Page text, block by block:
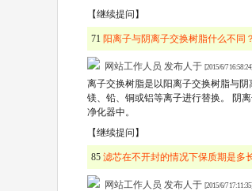
【继续提问】
71 阳离子与阴离子交换树脂什么不同？
网站工作人员 发布人于 [2015/6/7 16:58:24]
离子交换树脂是以阳离子交换树脂与
镁、铅、铜或铝等离子进行替换。 阴
净化器中。
【继续提问】
85 滤芯在不开封的情况下保质期是多
网站工作人员 发布人于 [2015/6/7 17:11:35]